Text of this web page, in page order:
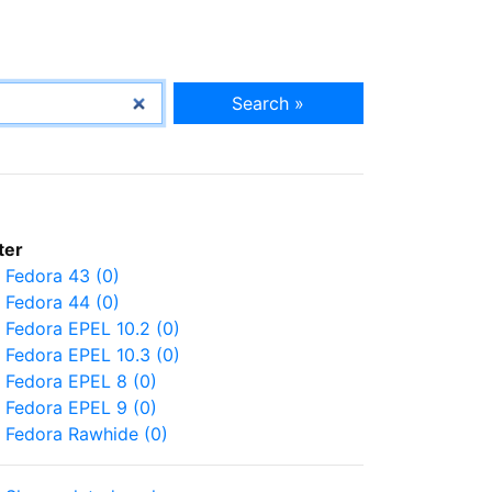
Search »
Fedora 43 (0)
Fedora 44 (0)
Fedora EPEL 10.2 (0)
Fedora EPEL 10.3 (0)
Fedora EPEL 8 (0)
Fedora EPEL 9 (0)
Fedora Rawhide (0)